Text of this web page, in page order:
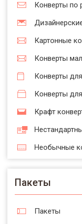
Конверты по
Картонные
Конверты
Конверты
Конверты
Крафт
Необычные
Пакеты
Пакеты